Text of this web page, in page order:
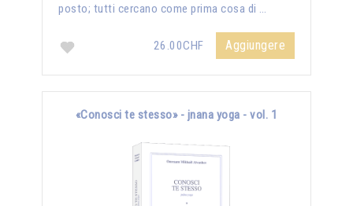
posto; tutti cercano come prima cosa di …
26.00CHF Aggiungere
«Conosci te stesso» - jnana yoga - vol. 1